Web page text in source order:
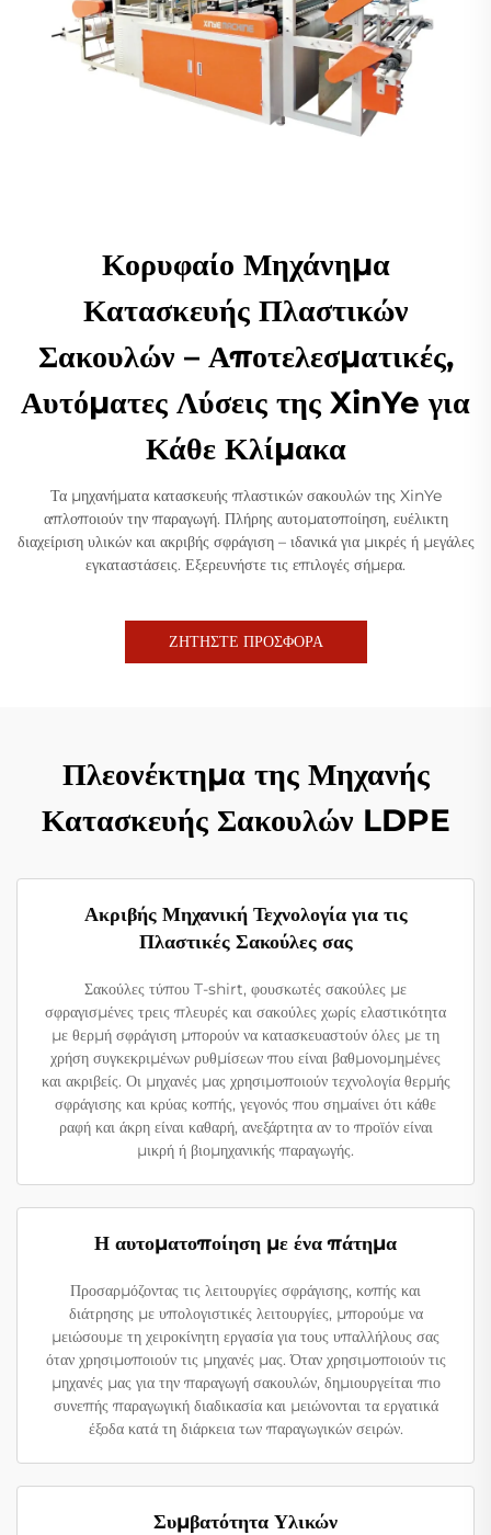
Κορυφαίο Μηχάνημα
Κατασκευής Πλαστικών
Σακουλών – Αποτελεσματικές,
Αυτόματες Λύσεις της XinYe για
Κάθε Κλίμακα
Τα μηχανήματα κατασκευής πλαστικών σακουλών της XinYe
απλοποιούν την παραγωγή. Πλήρης αυτοματοποίηση, ευέλικτη
διαχείριση υλικών και ακριβής σφράγιση – ιδανικά για μικρές ή μεγάλες
εγκαταστάσεις. Εξερευνήστε τις επιλογές σήμερα.
ΖΗΤΗΣΤΕ ΠΡΟΣΦΟΡΑ
Πλεονέκτημα της Μηχανής
Κατασκευής Σακουλών LDPE
Ακριβής Μηχανική Τεχνολογία για τις
Πλαστικές Σακούλες σας
Σακούλες τύπου T-shirt, φουσκωτές σακούλες με
σφραγισμένες τρεις πλευρές και σακούλες χωρίς ελαστικότητα
με θερμή σφράγιση μπορούν να κατασκευαστούν όλες με τη
χρήση συγκεκριμένων ρυθμίσεων που είναι βαθμονομημένες
και ακριβείς. Οι μηχανές μας χρησιμοποιούν τεχνολογία θερμής
σφράγισης και κρύας κοπής, γεγονός που σημαίνει ότι κάθε
ραφή και άκρη είναι καθαρή, ανεξάρτητα αν το προϊόν είναι
μικρή ή βιομηχανικής παραγωγής.
Η αυτοματοποίηση με ένα πάτημα
Προσαρμόζοντας τις λειτουργίες σφράγισης, κοπής και
διάτρησης με υπολογιστικές λειτουργίες, μπορούμε να
μειώσουμε τη χειροκίνητη εργασία για τους υπαλλήλους σας
όταν χρησιμοποιούν τις μηχανές μας. Όταν χρησιμοποιούν τις
μηχανές μας για την παραγωγή σακουλών, δημιουργείται πιο
συνεπής παραγωγική διαδικασία και μειώνονται τα εργατικά
έξοδα κατά τη διάρκεια των παραγωγικών σειρών.
Συμβατότητα Υλικών